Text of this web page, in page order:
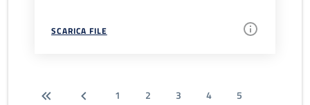
SCARICA FILE
1 2 3 4
5